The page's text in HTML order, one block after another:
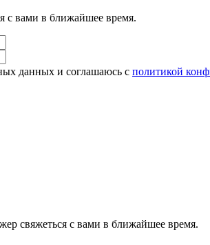
с вами в ближайшее время.
данных и соглашаюсь с политикой
свяжеться с вами в ближайшее время.